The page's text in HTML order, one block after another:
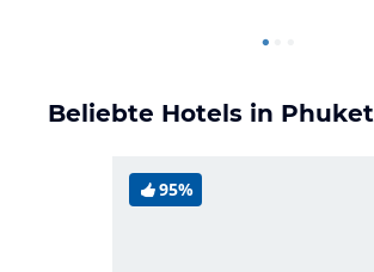
Beliebte Hotels in Phuket
95%